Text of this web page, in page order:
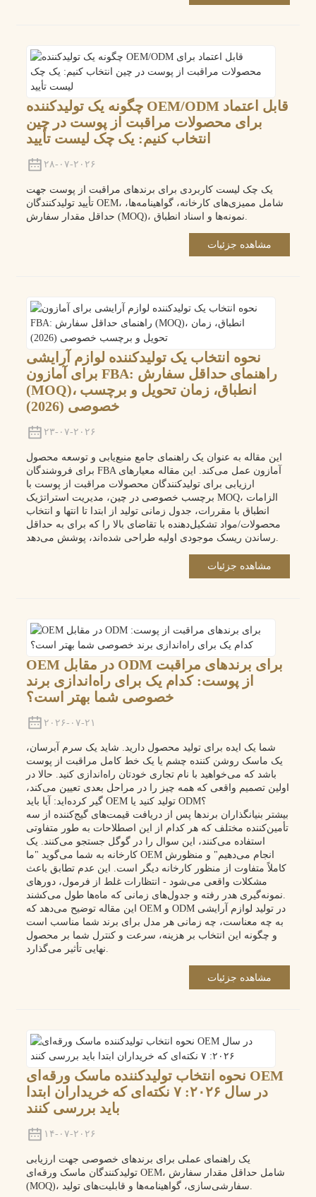
چگونه یک تولیدکننده OEM/ODM قابل اعتماد
برای محصولات مراقبت از پوست در چین
انتخاب کنیم: یک چک لیست تأیید
۲۸-۰۷-۲۰۲۶
یک چک لیست کاربردی برای برندهای مراقبت از پوست جهت
تأیید تولیدکنندگان OEM، شامل ممیزی‌های کارخانه، گواهینامه‌ها،
حداقل مقدار سفارش (MOQ)، نمونه‌ها و اسناد انطباق.
مشاهده جزئیات
نحوه انتخاب یک تولیدکننده لوازم آرایشی
برای آمازون FBA: راهنمای حداقل سفارش
(MOQ)، انطباق، زمان تحویل و برچسب
خصوصی (2026)
۲۳-۰۷-۲۰۲۶
این مقاله به عنوان یک راهنمای جامع منبع‌یابی و توسعه محصول
برای فروشندگان FBA آمازون عمل می‌کند. این مقاله معیارهای
ارزیابی برای تولیدکنندگان محصولات مراقبت از پوست با
برچسب خصوصی در چین، مدیریت استراتژیک MOQ، الزامات
انطباق با مقررات، جدول زمانی تولید از ابتدا تا انتها و انتخاب
محصولات/مواد تشکیل‌دهنده با تقاضای بالا را که برای به حداقل
رساندن ریسک موجودی اولیه طراحی شده‌اند، پوشش می‌دهد.
مشاهده جزئیات
OEM در مقابل ODM برای برندهای مراقبت
از پوست: کدام یک برای راه‌اندازی برند
خصوصی شما بهتر است؟
۲۰۲۶-۰۷-۲۱
شما یک ایده برای تولید محصول دارید. شاید یک سرم آبرسان،
یک ماسک روشن کننده چشم یا یک خط کامل مراقبت از پوست
باشد که می‌خواهید با نام تجاری خودتان راه‌اندازی کنید. حالا در
اولین تصمیم واقعی که همه چیز را در مراحل بعدی تعیین می‌کند،
گیر کرده‌اید: آیا باید OEM تولید کنید یا ODM؟
بیشتر بنیانگذاران برندها پس از دریافت قیمت‌های گیج‌کننده از سه
تأمین‌کننده مختلف که هر کدام از این اصطلاحات به طور متفاوتی
استفاده می‌کنند، این سوال را در گوگل جستجو می‌کنند. یک
کارخانه به شما می‌گوید "ما OEM انجام می‌دهیم" و منظورش
کاملاً متفاوت از منظور کارخانه دیگر است. این عدم تطابق باعث
مشکلات واقعی می‌شود - انتظارات غلط از فرمول، دورهای
نمونه‌گیری هدر رفته و جدول‌های زمانی که ماه‌ها طول می‌کشند.
این مقاله توضیح می‌دهد که OEM و ODM در تولید لوازم آرایشی
به چه معناست، چه زمانی هر مدل برای برند شما مناسب است
و چگونه این انتخاب بر هزینه، سرعت و کنترل شما بر محصول
نهایی تأثیر می‌گذارد.
مشاهده جزئیات
نحوه انتخاب تولیدکننده ماسک ورقه‌ای OEM
در سال ۲۰۲۶: ۷ نکته‌ای که خریداران ابتدا
باید بررسی کنند
۱۴-۰۷-۲۰۲۶
یک راهنمای عملی برای برندهای خصوصی جهت ارزیابی
تولیدکنندگان ماسک ورقه‌ای OEM، شامل حداقل مقدار سفارش